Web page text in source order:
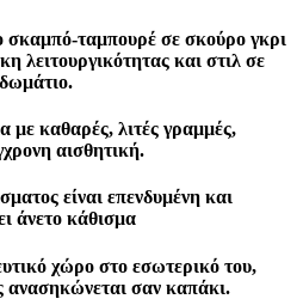
σκαμπό-ταμπουρέ σε σκούρο γκρι
λειτουργικότητας και στιλ σε
με καθαρές, λιτές γραμμές,
αισθητική.
είναι επενδυμένη και
άνετο κάθισμα
χώρο στο εσωτερικό του,
σαν καπάκι.